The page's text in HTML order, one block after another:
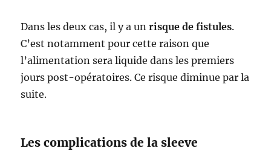
Dans les deux cas, il y a unrisque de fistules.
C’est notamment pour cette raison que
l’alimentation sera liquide dans les premiers
jours post-opératoires. Ce risque diminue par la
suite.
Les complications de la sleeve